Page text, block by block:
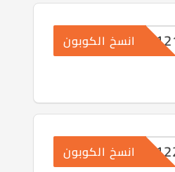
انسخ الكوبون
انسخ الكوبون